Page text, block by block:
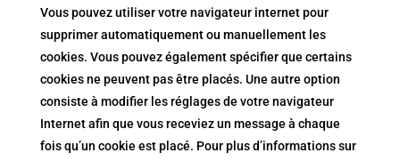
Vous pouvez utiliser votre navigateur internet pour
supprimer automatiquement ou manuellement les
cookies. Vous pouvez également spécifier que certains
cookies ne peuvent pas être placés. Une autre option
consiste à modifier les réglages de votre navigateur
Internet afin que vous receviez un message à chaque
fois qu’un cookie est placé. Pour plus d’informations sur